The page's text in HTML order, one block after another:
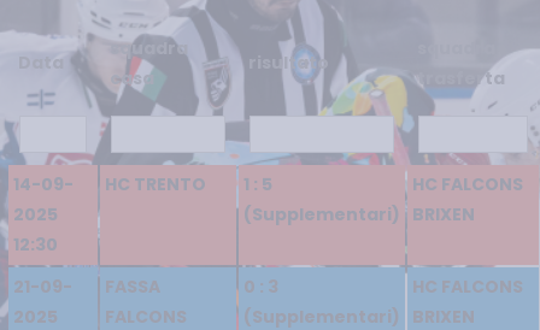
Data
squadra
casa
risultato
trasferta
14-09-
2025
12:30
HC TRENTO
1 : 5
(Supplementari)
HC FALCONS
BRIXEN
21-09-
2025
FASSA
FALCONS
0 : 3
(Supplementari)
HC FALCONS
BRIXEN